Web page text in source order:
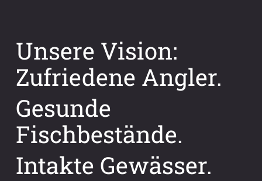
Unsere Vision:
Zufriedene Angler.
Gesunde
Fischbestände.
Intakte Gewässer.